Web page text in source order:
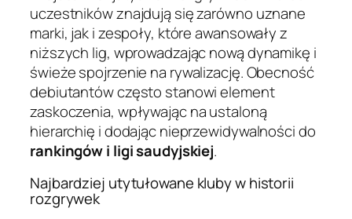
uczestników znajdują się zarówno uznane
marki, jak i zespoły, które awansowały z
niższych lig, wprowadzając nową dynamikę i
świeże spojrzenie na rywalizację. Obecność
debiutantów często stanowi element
zaskoczenia, wpływając na ustaloną
hierarchię i dodając nieprzewidywalności do
rankingów i ligi saudyjskiej.
Najbardziej utytułowane kluby w historii
rozgrywek